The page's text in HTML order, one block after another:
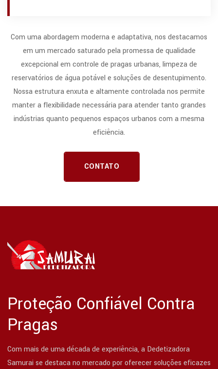
Com uma abordagem moderna e adaptativa, nos destacamos
em um mercado saturado pela promessa de qualidade
excepcional em controle de pragas urbanas, limpeza de
reservatórios de água potável e soluções de desentupimento.
Nossa estrutura enxuta e altamente controlada nos permite
manter a flexibilidade necessária para atender tanto grandes
indústrias quanto pequenos espaços urbanos com a mesma
eficiência.
CONTATO
Proteção Confiável Contra
Pragas
Com mais de uma década de experiência, a Dedetizadora
Samurai se destaca no mercado por oferecer soluções eficazes